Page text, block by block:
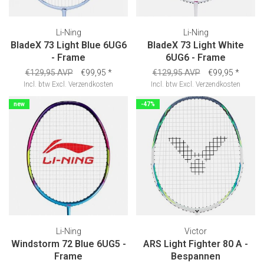
Li-Ning
BladeX 73 Light Blue 6UG6
- Frame
€129,95 AVP €99,95 *
Incl. btw Excl. Verzendkosten
Li-Ning
BladeX 73 Light White
6UG6 - Frame
€129,95 AVP €99,95 *
Incl. btw Excl. Verzendkosten
new
Li-Ning
Windstorm 72 Blue 6UG5 -
Frame
-47%
Victor
ARS Light Fighter 80 A -
Bespannen